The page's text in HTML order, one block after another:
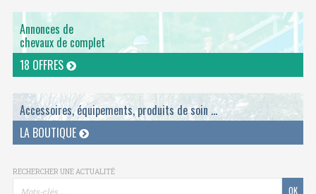
Annonces de
chevaux de complet
18 OFFRES
Accessoires, équipements, produits de soin ...
LA BOUTIQUE
RECHERCHER UNE ACTUALITÉ